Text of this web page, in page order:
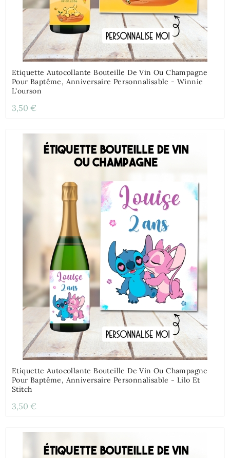
Etiquette Autocollante Bouteille De Vin Ou Champagne
Pour Baptême, Anniversaire Personnalisable - Winnie
L'ourson
3,50 €
Etiquette Autocollante Bouteille De Vin Ou Champagne
Pour Baptême, Anniversaire Personnalisable - Lilo Et
Stitch
3,50 €